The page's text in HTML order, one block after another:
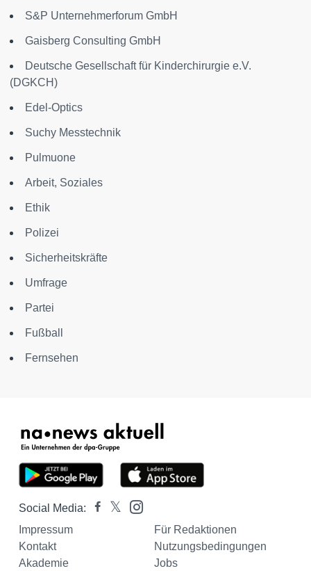
S&P Unternehmerforum GmbH
Gaisberg Consulting GmbH
Deutsche Gesellschaft für Kinderchirurgie e.V.
(DGKCH)
Edel-Optics
Suchy Messtechnik
Pulmuone
Arbeit, Soziales
Ethik
Polizei
Sicherheitskräfte
Umfrage
Partei
Fußball
Fernsehen
Social Media:
Impressum
Für Redaktionen
Kontakt
Nutzungsbedingungen
Akademie
Jobs